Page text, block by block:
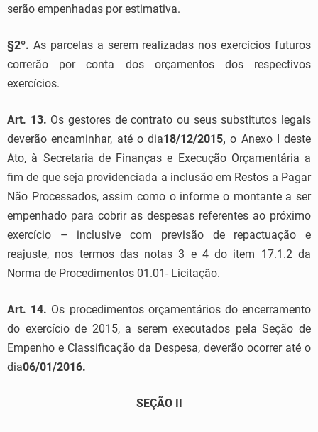
serão empenhadas por estimativa.
§2º. As parcelas a serem realizadas nos exercícios futuros
correrão por conta dos orçamentos dos respectivos
exercícios.
Art. 13. Os gestores de contrato ou seus substitutos legais
deverão encaminhar, até o dia18/12/2015,o Anexo I deste
Ato, à Secretaria de Finanças e Execução Orçamentária a
fim de que seja providenciada a inclusão em Restos a Pagar
Não Processados, assim como o informe o montante a ser
empenhado para cobrir as despesas referentes ao próximo
exercício – inclusive com previsão de repactuação e
reajuste, nos termos das notas 3 e 4 do item 17.1.2 da
Norma de Procedimentos 01.01- Licitação.
Art. 14. Os procedimentos orçamentários do encerramento
do exercício de 2015, a serem executados pela Seção de
Empenho e Classificação da Despesa, deverão ocorrer até o
dia06/01/2016.
SEÇÃO II